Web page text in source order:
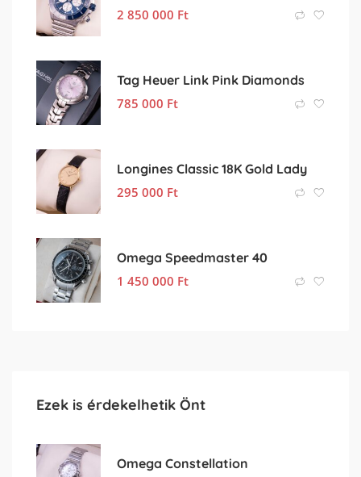
2 850 000 Ft
Tag Heuer Link Pink Diamonds
785 000 Ft
Longines Classic 18K Gold Lady
295 000 Ft
Omega Speedmaster 40
1 450 000 Ft
Ezek is érdekelhetik Önt
Omega Constellation